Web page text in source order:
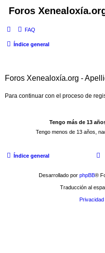
Foros
FAQ
Índice general
Foros Xenealoxía.org -
Para continuar con el proceso de
Índice general
Desarrollado por phpBB®
Traducción al
Privacidad